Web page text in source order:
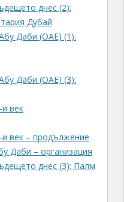
днес (2):
Дубай
Даби (ОАЕ) (1):
Даби (ОАЕ) (3):
век
век – продължение
Даби – организация
днес (3): Палм